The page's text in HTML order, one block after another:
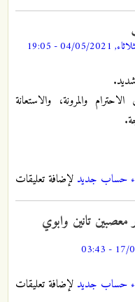
04/05/2021 - 19:05
والمرونة، والاستعانة
حساب جديد لإضافة تعليقات
معصبين تانين وابوي
حساب جديد لإضافة تعليقات